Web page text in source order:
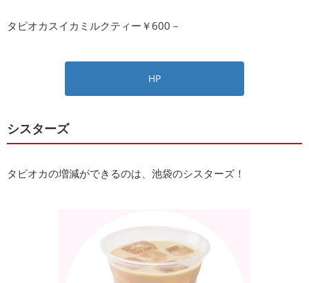
タピオカスイカミルクティー￥600－
HP
シスターズ
タピオカの増減ができるのは、池袋のシスターズ！